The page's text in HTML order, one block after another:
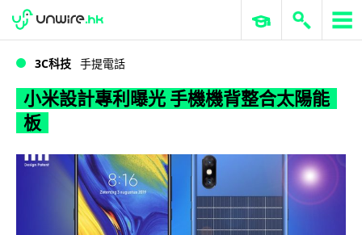
小米設計專利曝光 手機機背整合太陽能板
WWDC 2026 ERP 與商業 AI
3C科技 手提電話
小米設計專利曝光 手機機背整合太陽能
板